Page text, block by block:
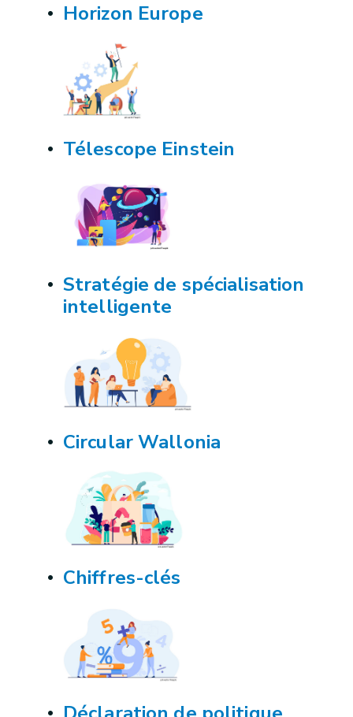
Horizon Europe
Télescope Einstein
Stratégie de spécialisation
intelligente
Circular Wallonia
Chiffres-clés